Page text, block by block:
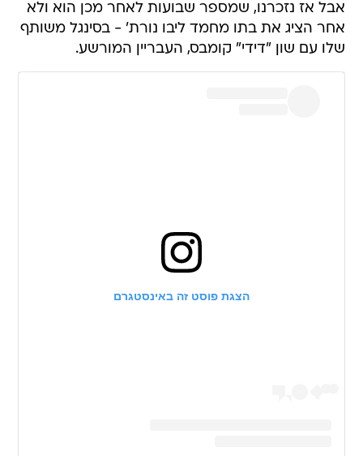
אבל אז נזכרנו, שמספר שבועות לאחר מכן הוא ולא
אחר הציג את בתו מחמד ליבו נורת' - בסינגל משותף
שלו עם שון "דידי" קומבס, העבריין המורשע.
הצגת פוסט זה באינסטגרם